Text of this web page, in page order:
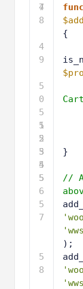
7
4
8
4
9
5
0
5
1
5
2
5
3
5
4
5
5
5
6
5
7
5
8
{
}
//
);